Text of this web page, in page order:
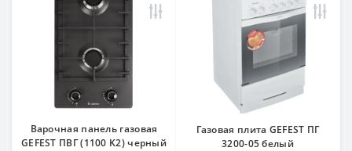
Варочная панель газовая
GEFEST ПВГ (1100 K2) черный
Газовая плита GEFEST ПГ
3200-05 белый